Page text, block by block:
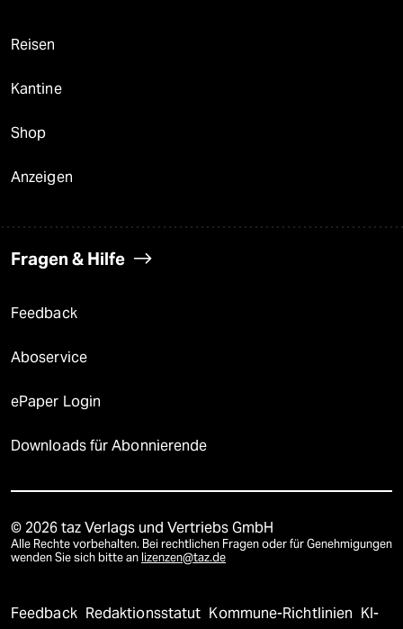
Reisen
Kantine
Shop
Anzeigen
Fragen & Hilfe
Feedback
Aboservice
ePaper Login
Downloads für Abonnierende
© 2026 taz Verlags und Vertriebs GmbH
Alle Rechte vorbehalten. Bei rechtlichen Fragen oder für Genehmigungen
wenden Sie sich bitte an lizenzen@taz.de
Feedback Redaktionsstatut Kommune-Richtlinien KI-